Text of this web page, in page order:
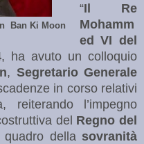
Ban Ki Moon
“Il Re
Mohamm
ed VI del
, ha avuto un colloquio
, Segretario Generale
in corso relativi
reiterando l’impegno
del Regno del
della sovranità